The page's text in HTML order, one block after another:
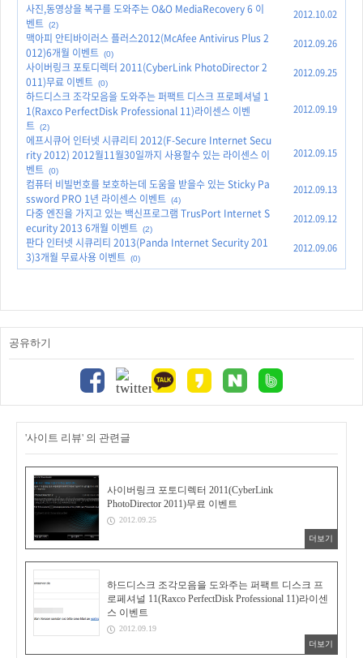
사진,동영상을 복구를 도와주는 O&O MediaRecovery 6 이
벤트 (2)
2012.10.02
맥아피 안티바이러스 플러스2012(McAfee Antivirus Plus 2
012)6개월 이벤트 (0)
2012.09.26
사이버링크 포토디렉터 2011(CyberLink PhotoDirector 2
011)무료 이벤트 (0)
2012.09.25
하드디스크 조각모음을 도와주는 퍼팩트 디스크 프로페셔널 1
1(Raxco PerfectDisk Professional 11)라이센스 이벤
트 (2)
2012.09.19
에프시큐어 인터넷 시큐리티 2012(F-Secure Internet Secu
rity 2012) 2012월11월30일까지 사용할수 있는 라이센스 이
벤트 (0)
2012.09.15
컴퓨터 비빌번호를 보호하는데 도움을 받을수 있는 Sticky Pa
ssword PRO 1년 라이센스 이벤트 (4)
2012.09.13
다중 엔진을 가지고 있는 백신프로그램 TrusPort Internet S
ecurity 2013 6개월 이벤트 (2)
2012.09.12
판다 인터넷 시큐리티 2013(Panda Internet Security 201
3)3개월 무료사용 이벤트 (0)
2012.09.06
공유하기
'사이트 리뷰' 의 관련글
사이버링크 포토디렉터 2011(CyberLink
PhotoDirector 2011)무료 이벤트
2012.09.25
더보기
하드디스크 조각모음을 도와주는 퍼팩트 디스크 프
로페셔널 11(Raxco PerfectDisk Professional 11)라이센
스 이벤트
2012.09.19
더보기